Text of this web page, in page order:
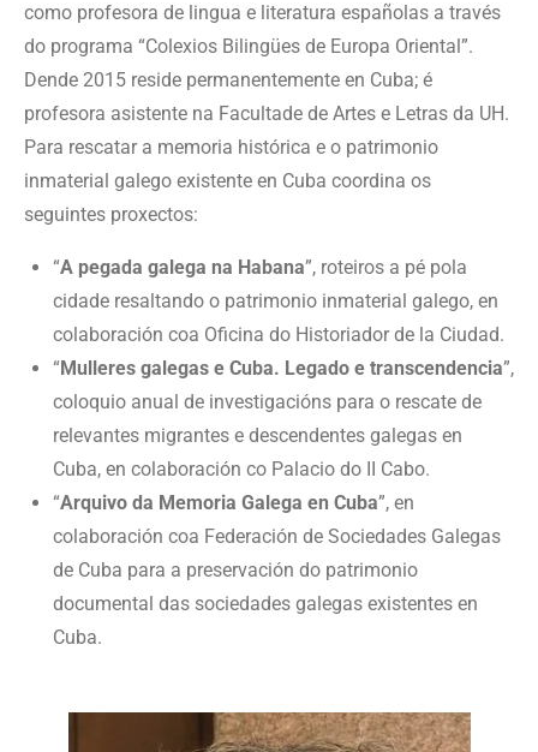
como profesora de lingua e literatura españolas a través
do programa “Colexios Bilingües de Europa Oriental”.
Dende 2015 reside permanentemente en Cuba; é
profesora asistente na Facultade de Artes e Letras da UH.
Para rescatar a memoria histórica e o patrimonio
inmaterial galego existente en Cuba coordina os
seguintes proxectos:
“A pegada galega na Habana”, roteiros a pé pola
cidade resaltando o patrimonio inmaterial galego, en
colaboración coa Oficina do Historiador de la Ciudad.
“Mulleres galegas e Cuba. Legado e transcendencia”,
coloquio anual de investigacións para o rescate de
relevantes migrantes e descendentes galegas en
Cuba, en colaboración co Palacio do II Cabo.
“Arquivo da Memoria Galega en Cuba”, en
colaboración coa Federación de Sociedades Galegas
de Cuba para a preservación do patrimonio
documental das sociedades galegas existentes en
Cuba.